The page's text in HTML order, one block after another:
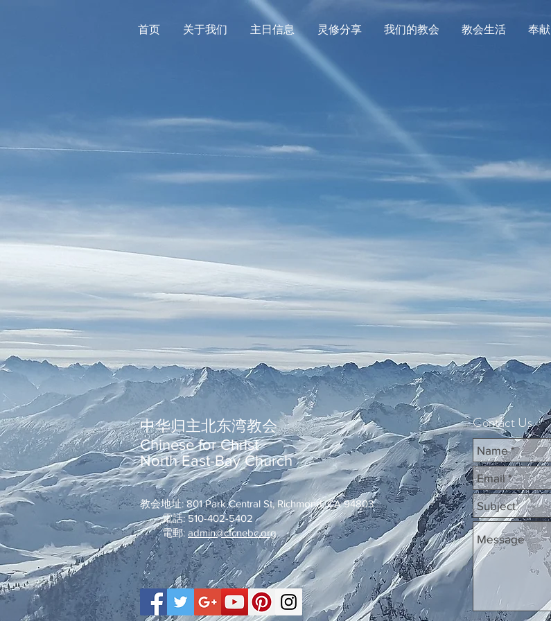
首页 关于我们 主日信息 灵修分享 我们的教会 教会生活 奉献
中华归主北东湾教会
Chinese for Christ
North East-Bay Church
教会地址: 801 Park Central St, Richmond, CA 94803
電話: 510-402-5402
電郵: admin@cfcnebc.org
Contact Us